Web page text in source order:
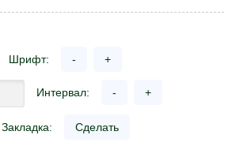
Шрифт: - +
Интервал: - +
Закладка: Сделать